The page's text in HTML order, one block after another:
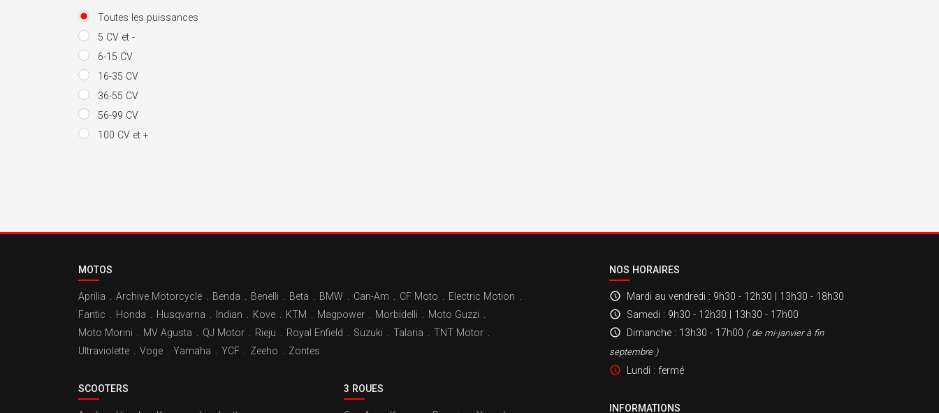
Toutes les puissances
5 CV et -
6-15 CV
16-35 CV
36-55 CV
56-99 CV
100 CV et +
MOTOS
Aprilia Archive Motorcycle Benda Benelli Beta BMW Can-Am CF Moto Electric Motion
Fantic
Honda Husqvarna Indian Kove KTM Magpower Morbidelli Moto Guzzi
Moto Morini
MV Agusta QJ Motor Rieju Royal Enfield Suzuki Talaria TNT Motor
Ultraviolette
Voge Yamaha YCF Zeeho Zontes
SCOOTERS 3 ROUES
NOS HORAIRES
Mardi au vendredi : 9h30 - 12h30 | 13h30 - 18h30
Samedi : 9h30 - 12h30 | 13h30 - 17h00
Dimanche : 13h30 - 17h00 ( de mi-janvier à fin
septembre )
Lundi : fermé
INFORMATIONS